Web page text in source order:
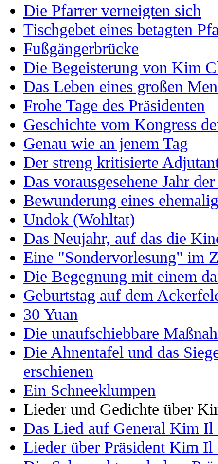
Die Pfarrer verneigten sich
Tischgebet eines betagten
Fußgängerbrücke
Die Begeisterung von Kim
Das Leben eines großen
Frohe Tage des Präsidenten
Geschichte vom Kongress
Genau wie an jenem Tag
Der streng kritisierte
Das vorausgesehene Jahr
Bewunderung eines
Undok (Wohltat)
Das Neujahr, auf das die
Eine "Sondervorlesung" im
Die Begegnung mit einem
Geburtstag auf dem
30 Yuan
Die unaufschiebbare
Die Ahnentafel und das
erschienen
Ein Schneeklumpen
Lieder und Gedichte über
Das Lied auf General Kim Il
Lieder über Präsident Kim Il